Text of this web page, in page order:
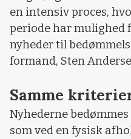
en intensiv proces,
periode har mulighed
nyheder til
formand, Sten
Samme
Nyhederne
som ved en fysisk